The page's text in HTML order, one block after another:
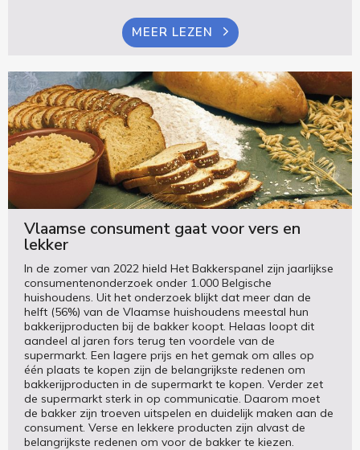
MEER LEZEN
Vlaamse consument gaat voor vers en
lekker
In de zomer van 2022 hield Het Bakkerspanel zijn jaarlijkse
consumentenonderzoek onder 1.000 Belgische
huishoudens. Uit het onderzoek blijkt dat meer dan de
helft (56%) van de Vlaamse huishoudens meestal hun
bakkerijproducten bij de bakker koopt. Helaas loopt dit
aandeel al jaren fors terug ten voordele van de
supermarkt. Een lagere prijs en het gemak om alles op
één plaats te kopen zijn de belangrijkste redenen om
bakkerijproducten in de supermarkt te kopen. Verder zet
de supermarkt sterk in op communicatie. Daarom moet
de bakker zijn troeven uitspelen en duidelijk maken aan de
consument. Verse en lekkere producten zijn alvast de
belangrijkste redenen om voor de bakker te kiezen.